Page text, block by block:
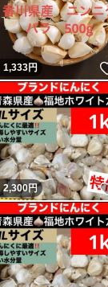
1,333円
2,300円